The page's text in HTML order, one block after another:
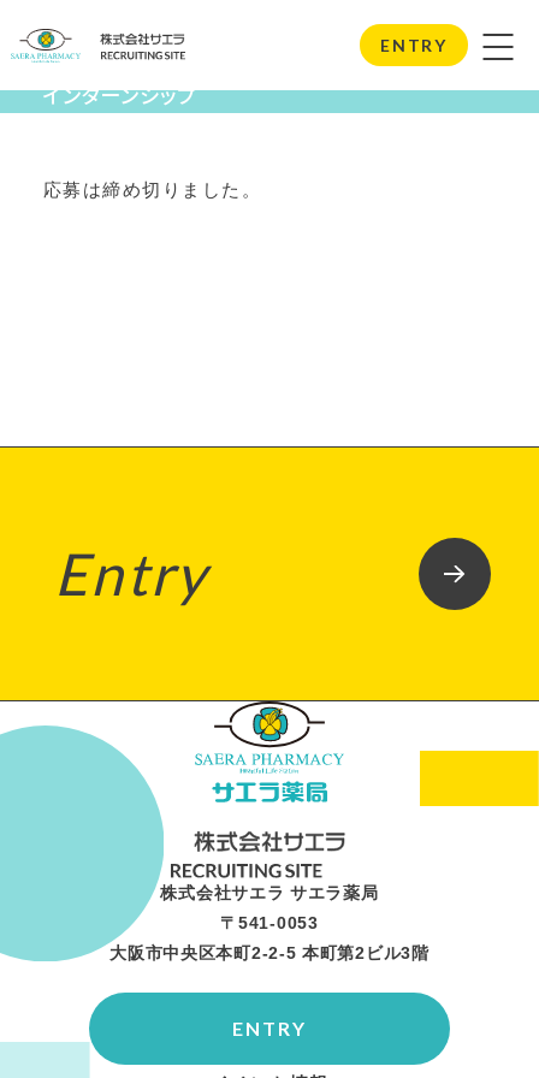
ENTRY
Internship
インターンシップ
応募は締め切りました。
Entry
株式会社サエラ サエラ薬局
〒541-0053
大阪市中央区本町2-2-5 本町第2ビル3階
ENTRY